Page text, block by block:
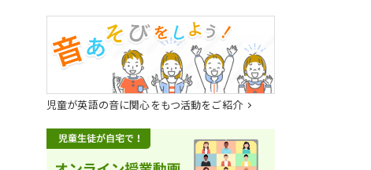
児童が英語の音に関心をもつ活動をご紹介